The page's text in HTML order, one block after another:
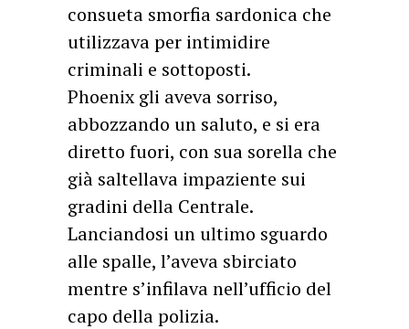
consueta smorfia sardonica che
utilizzava per intimidire
criminali e sottoposti.
Phoenix gli aveva sorriso,
abbozzando un saluto, e si era
diretto fuori, con sua sorella che
già saltellava impaziente sui
gradini della Centrale.
Lanciandosi un ultimo sguardo
alle spalle, l’aveva sbirciato
mentre s’infilava nell’ufficio del
capo della polizia.